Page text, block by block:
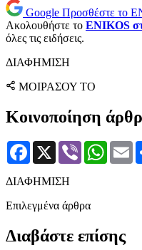
Google Προσθέστε το
Ακολουθήστε το ENIKOS
όλες τις ειδήσεις.
ΔΙΑΦΗΜΙΣΗ
ΜΟΙΡΑΣΟΥ ΤΟ
Κοινοποίηση
Facebook
X Viber
ΔΙΑΦΗΜΙΣΗ
Επιλεγμένα άρθρα
Διαβάστε επίσης